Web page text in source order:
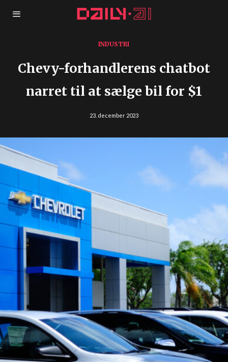
INDUSTRI
Chevy-forhandlerens chatbot
narret til at sælge bil for $1
23. december 2023